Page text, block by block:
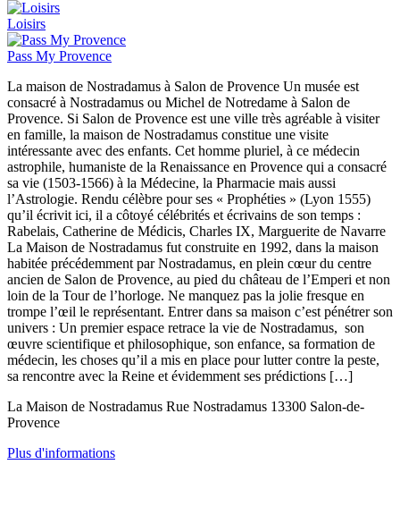
Loisirs
Pass My Provence
La maison de Nostradamus à Salon de Provence Un musée est
consacré à Nostradamus ou Michel de Notredame à Salon de
Provence. Si Salon de Provence est une ville très agréable à visiter
en famille, la maison de Nostradamus constitue une visite
intéressante avec des enfants. Cet homme pluriel, à ce médecin
astrophile, humaniste de la Renaissance en Provence qui a consacré
sa vie (1503-1566) à la Médecine, la Pharmacie mais aussi
l’Astrologie. Rendu célèbre pour ses « Prophéties » (Lyon 1555)
qu’il écrivit ici, il a côtoyé célébrités et écrivains de son temps :
Rabelais, Catherine de Médicis, Charles IX, Marguerite de Navarre
La Maison de Nostradamus fut construite en 1992, dans la maison
habitée précédemment par Nostradamus, en plein cœur du centre
ancien de Salon de Provence, au pied du château de l’Emperi et non
loin de la Tour de l’horloge. Ne manquez pas la jolie fresque en
trompe l’œil le représentant. Entrer dans sa maison c’est pénétrer son
univers : Un premier espace retrace la vie de Nostradamus, son
œuvre scientifique et philosophique, son enfance, sa formation de
médecin, les choses qu’il a mis en place pour lutter contre la peste,
sa rencontre avec la Reine et évidemment ses prédictions […]
La Maison de Nostradamus Rue Nostradamus 13300 Salon-de-
Provence
Plus d'informations